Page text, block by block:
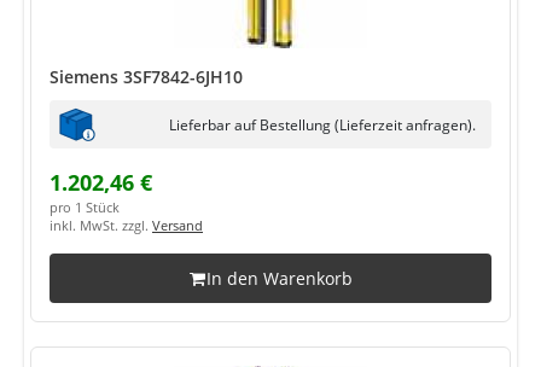
Siemens 3SF7842-6JH10
Lieferbar auf Bestellung (Lieferzeit anfragen).
1.202,46 €
pro 1 Stück
inkl. MwSt. zzgl. Versand
In den Warenkorb